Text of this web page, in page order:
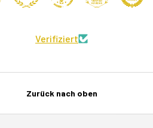
Verifiziert
Zurück nach oben